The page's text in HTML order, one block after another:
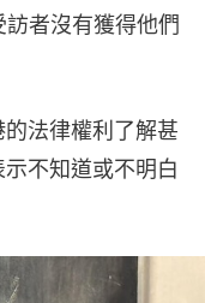
者沒有獲得他們
法律權利了解甚
不知道或不明白